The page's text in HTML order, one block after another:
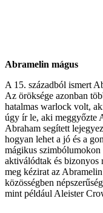
Abramelin mágus
A 15. századból ismert
Az öröksége azonban
hatalmas warlock volt,
úgy ír le, aki meggyőzte
Abraham segített
hogyan lehet a jó és a
mágikus
aktiválódtak és bizonyos
meg kézirat az
közösségben
mint például Aleister